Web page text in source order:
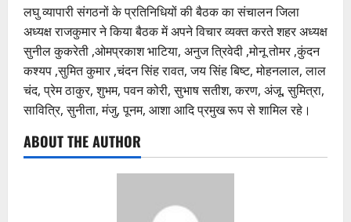
लघु व्यापारी संगठनों के प्रतिनिधियों की बैठक का संचालन जिला
अध्यक्ष राजकुमार ने किया बैठक में अपने विचार व्यक्त करते शहर अध्यक्ष
सुनील कुकरेती ,ओमप्रकाश भाटिया, अनुज त्रिवेदी ,मोनू तोमर ,कुंदन
कश्यप ,सुमित कुमार ,चंदन सिंह रावत, जय सिंह बिष्ट, मोहनलाल, लाल
चंद, प्रेम ठाकुर, शुभम, पवन कोरी, सुभाष सतीश, करण, अंजू, सुमित्रा,
सावित्रि, सुनीता, मंजु, पूनम, आशा आदि प्रमुख रूप से शामिल रहे।
ABOUT THE AUTHOR